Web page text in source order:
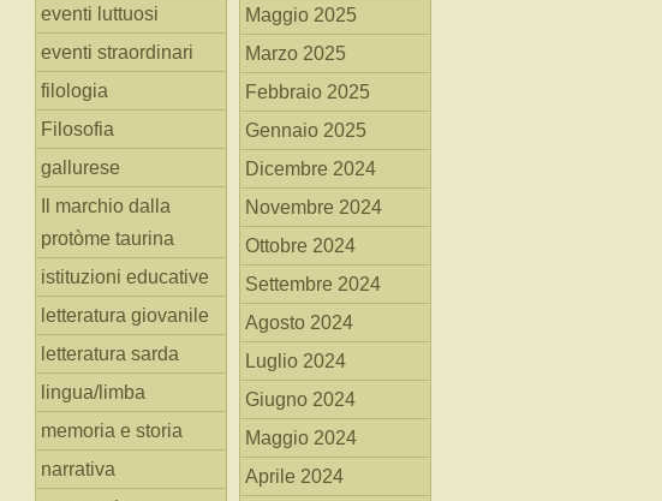
eventi luttuosi
eventi straordinari
filologia
Filosofia
gallurese
Il marchio dalla
protòme taurina
istituzioni educative
letteratura giovanile
letteratura sarda
lingua/limba
memoria e storia
narrativa
Maggio 2025
Marzo 2025
Febbraio 2025
Gennaio 2025
Dicembre 2024
Novembre 2024
Ottobre 2024
Settembre 2024
Agosto 2024
Luglio 2024
Giugno 2024
Maggio 2024
Aprile 2024